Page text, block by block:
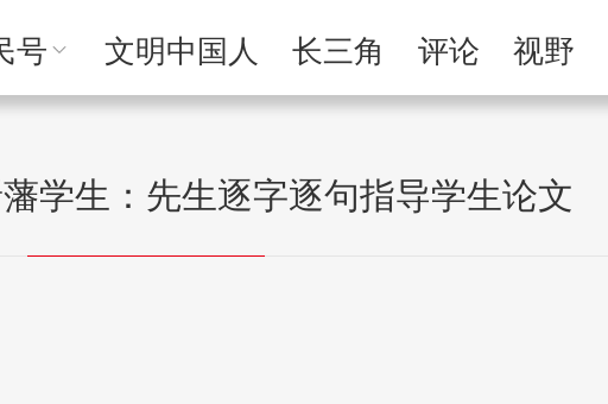
号 文明中国人 长三角 评论 视野
学生：先生逐字逐句指导学生论文